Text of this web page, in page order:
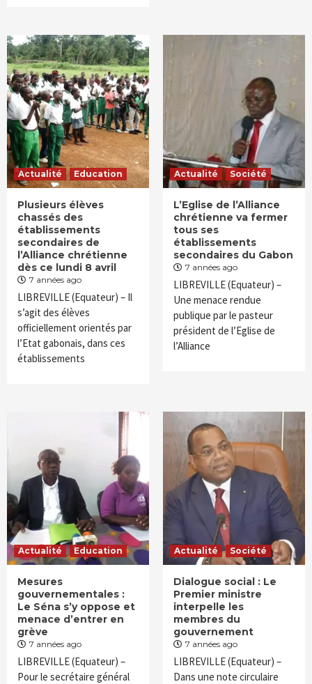
Actualité Education
Plusieurs élèves
chassés des
établissements
secondaires de
l’Alliance chrétienne
dès ce lundi 8 avril
7 années ago
LIBREVILLE (Equateur) – Il
s’agit des élèves
officiellement orientés par
l’Etat gabonais, dans ces
établissements
Actualité Société
L’Eglise de l’Alliance
chrétienne va fermer
tous ses
établissements
secondaires du Gabon
7 années ago
LIBREVILLE (Equateur) –
Une menace rendue
publique par le pasteur
président de l’Eglise de
l’Alliance
Actualité Education
Mesures
gouvernementales :
Le Séna s’y oppose et
menace d’entrer en
grève
7 années ago
LIBREVILLE (Equateur) –
Pour le secrétaire général
Actualité Société
Dialogue social : Le
Premier ministre
interpelle les
membres du
gouvernement
7 années ago
LIBREVILLE (Equateur) –
Dans une note circulaire